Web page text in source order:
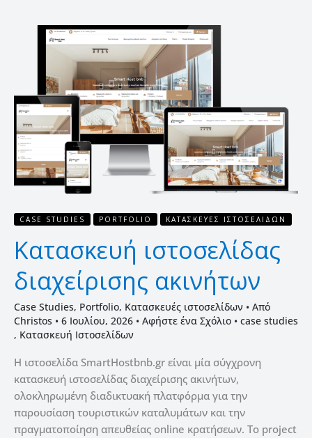
CASE STUDIES PORTFOLIO ΚΑΤΑΣΚΕΥΈΣ ΙΣΤΟΣΕΛΊΔΩΝ
Κατασκευή ιστοσελίδας
διαχείρισης ακινήτων
Case Studies, Portfolio, Κατασκευές ιστοσελίδων • Από
Christos • 6 Ιουλίου, 2026 • Αφήστε ένα Σχόλιο • case studies
, Κατασκευή Ιστοσελίδων
Η ιστοσελίδα SmartHostbnb.gr είναι μία σύγχρονη
κατασκευή ιστοσελίδας διαχείρισης ακινήτων,
ολοκληρωμένη διαδικτυακή πλατφόρμα για την
παρουσίαση τουριστικών καταλυμάτων και την
πραγματοποίηση απευθείας online κρατήσεων. Το project
Κατασκευή
ακινήτων